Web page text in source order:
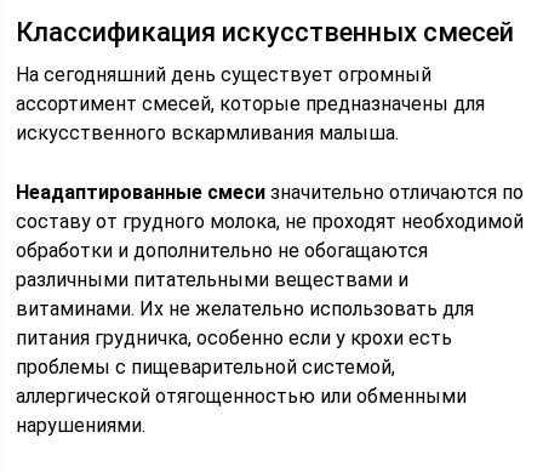
Классификация искусственных смесей
На сегодняшний день существует огромный
ассортимент смесей, которые предназначены для
искусственного вскармливания малыша.
Неадаптированные смеси значительно отличаются по
составу от грудного молока, не проходят необходимой
обработки и дополнительно не обогащаются
различными питательными веществами и
витаминами. Их не желательно использовать для
питания грудничка, особенно если у крохи есть
проблемы с пищеварительной системой,
аллергической отягощенностью или обменными
нарушениями.